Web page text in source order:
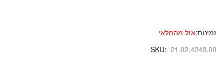
זמינות:אזל מהמלאי
SKU
21.02.4249.00